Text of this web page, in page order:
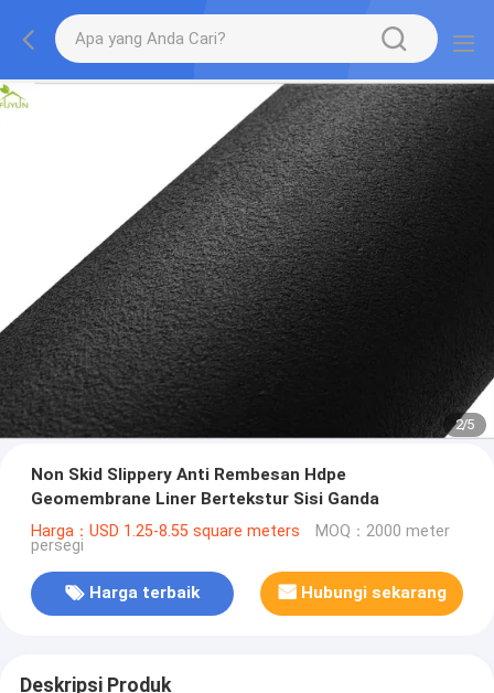
2/5
Non Skid Slippery Anti Rembesan Hdpe
Geomembrane Liner Bertekstur Sisi Ganda
Harga：USD 1.25-8.55 square meters MOQ：2000 meter
persegi
Harga terbaik Hubungi sekarang
Deskripsi Produk